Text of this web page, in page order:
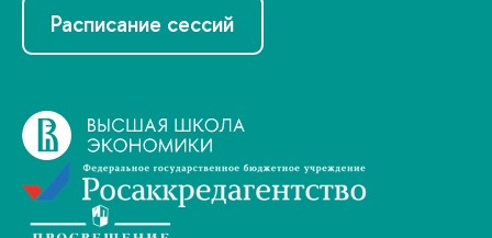
Расписание сессий